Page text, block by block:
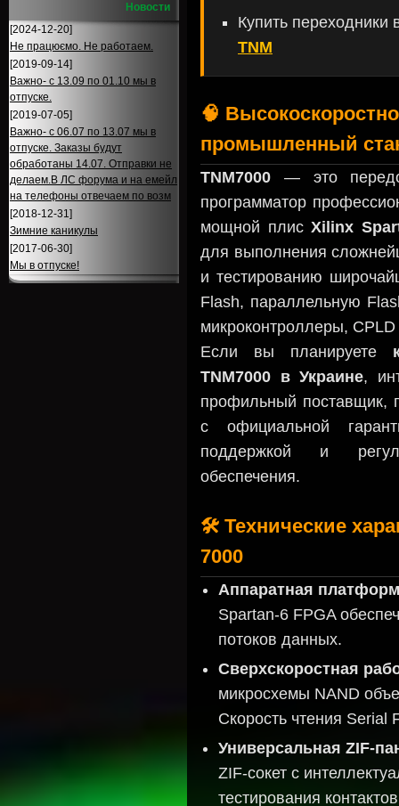
Новости
[2024-12-20]
Не працюємо. Не работаем.
[2019-09-14]
Важно- с 13.09 по 01.10 мы в
отпуске.
[2019-07-05]
Важно- с 06.07 по 13.07 мы в
отпуске. Заказы будут
обработаны 14.07. Отправки не
делаем.В ЛС форума и на емейл
на телефоны отвечаем по возм
[2018-12-31]
Зимние каникулы
[2017-06-30]
Мы в отпуске!
Купить переходники
TNM
🧠
промышленный
TNM7000 — это
программатор
мощной плисXilinx
для выполнения
и тестированию
Flash, параллельную
микроконтроллеры,
Если вы планируете
TNM7000 в Украине,
профильный поставщик,
с официальной
поддержкой и
обеспечения.
🛠️ Технические
7000
Аппаратная
Spartan-6 FPGA
потоков данных.
Сверхскоростная
микросхемы NAND
Скорость чтения Serial
Универсальная ZIF-
ZIF-сокет с
тестирования